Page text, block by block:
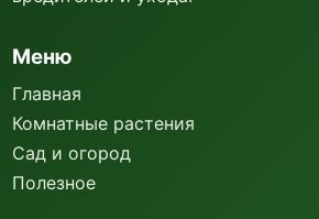
Меню
Главная
Комнатные растения
Сад и огород
Полезное